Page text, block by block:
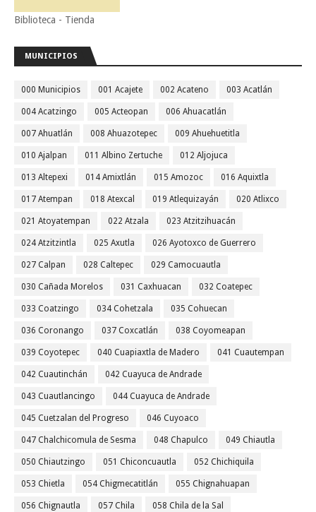
Biblioteca - Tienda
MUNICIPIOS
000 Municipios 001 Acajete 002 Acateno 003 Acatlán
004 Acatzingo 005 Acteopan 006 Ahuacatlán
007 Ahuatlán 008 Ahuazotepec 009 Ahuehuetitla
010 Ajalpan 011 Albino Zertuche 012 Aljojuca
013 Altepexi 014 Amixtlán 015 Amozoc 016 Aquixtla
017 Atempan 018 Atexcal 019 Atlequizayán 020 Atlixco
021 Atoyatempan 022 Atzala 023 Atzitzihuacán
024 Atzitzintla 025 Axutla 026 Ayotoxco de Guerrero
027 Calpan 028 Caltepec 029 Camocuautla
030 Cañada Morelos 031 Caxhuacan 032 Coatepec
033 Coatzingo 034 Cohetzala 035 Cohuecan
036 Coronango 037 Coxcatlán 038 Coyomeapan
039 Coyotepec 040 Cuapiaxtla de Madero 041 Cuautempan
042 Cuautinchán 042 Cuayuca de Andrade
043 Cuautlancingo 044 Cuayuca de Andrade
045 Cuetzalan del Progreso 046 Cuyoaco
047 Chalchicomula de Sesma 048 Chapulco 049 Chiautla
050 Chiautzingo 051 Chiconcuautla 052 Chichiquila
053 Chietla 054 Chigmecatitlán 055 Chignahuapan
056 Chignautla 057 Chila 058 Chila de la Sal